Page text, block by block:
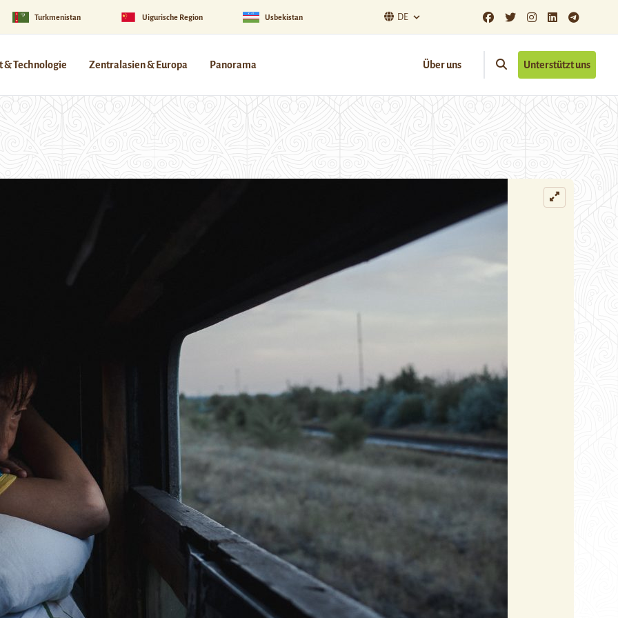
Turkmenistan Uigurische Region Usbekistan DE
& Technologie Zentralasien & Europa Panorama Über uns Unterstützt uns